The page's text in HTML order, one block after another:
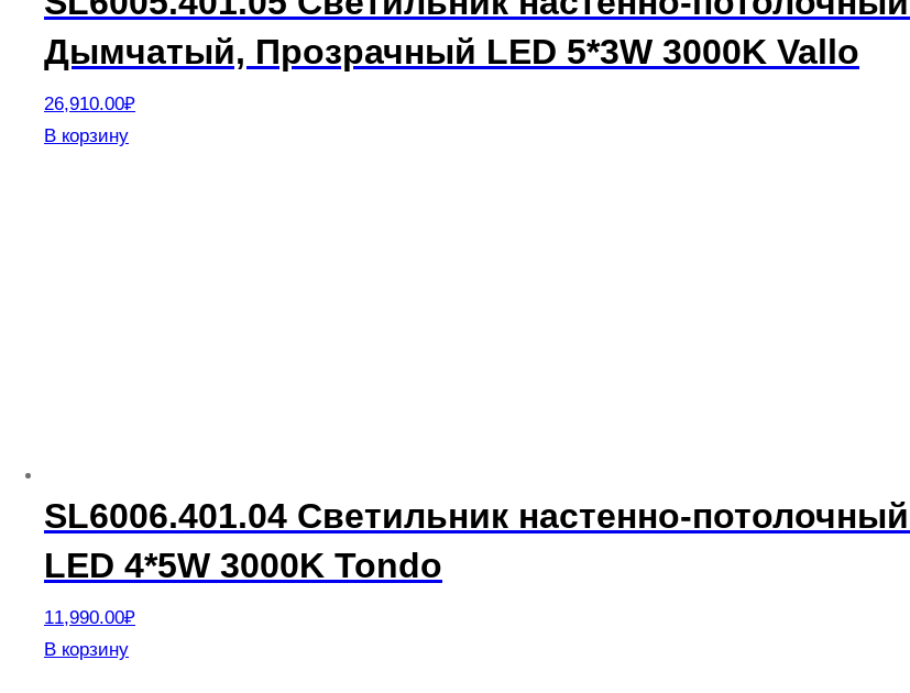
Дымчатый, Прозрачный LED 5*3W 3000K Vallo
26,910.00₽
В корзину
SL6006.401.04 Светильник настенно-
LED 4*5W 3000K Tondo
11,990.00₽
В корзину